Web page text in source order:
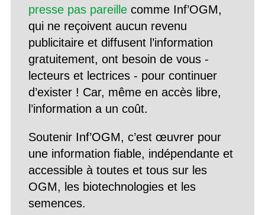
presse pas pareillecomme Inf’OGM,
qui ne reçoivent aucun revenu
publicitaire et diffusent l’information
gratuitement, ont besoin de vous -
lecteurs et lectrices - pour continuer
d’exister ! Car, même en accès libre,
l’information a un coût.
Soutenir Inf’OGM, c’est œuvrer pour
une information fiable, indépendante et
accessible à toutes et tous sur les
OGM, les biotechnologies et les
semences.